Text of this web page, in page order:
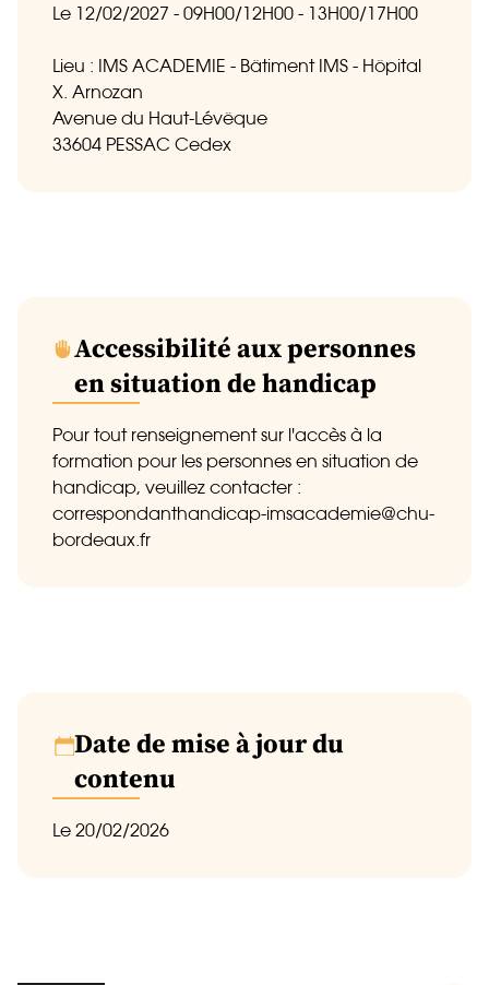
Le 12/02/2027 - 09H00/12H00 - 13H00/17H00
Lieu : IMS ACADEMIE - Bâtiment IMS - Hôpital
X. Arnozan
Avenue du Haut-Lévêque
33604 PESSAC Cedex
Accessibilité aux personnes
en situation de handicap
Pour tout renseignement sur l'accès à la
formation pour les personnes en situation de
handicap, veuillez contacter :
correspondanthandicap-imsacademie@chu-
bordeaux.fr
Date de mise à jour du
contenu
Le 20/02/2026